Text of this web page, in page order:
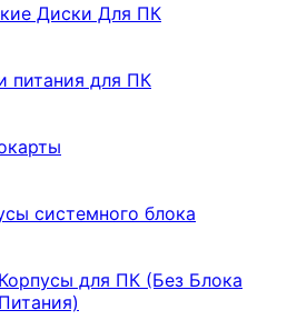
Диски Для ПК
питания для ПК
системного блока
Корпусы для ПК (Без Блока
Питания)